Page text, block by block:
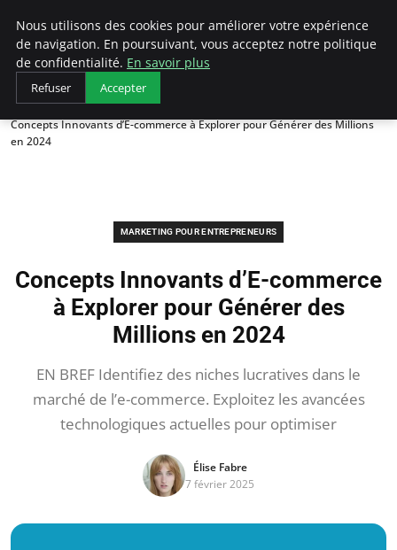
LECFCM
Accueil
Marketing pour entrepreneurs
Concepts Innovants d’E-commerce à Explorer pour Générer des Millions
en 2024
MARKETING POUR ENTREPRENEURS
Concepts Innovants d’E-commerce
à Explorer pour Générer des
Millions en 2024
EN BREF Identifiez des niches lucratives dans le
marché de l’e-commerce. Exploitez les avancées
technologiques actuelles pour optimiser
Élise Fabre
7 février 2025
Nous utilisons des cookies pour améliorer votre expérience
de navigation. En poursuivant, vous acceptez notre politique
de confidentialité. En savoir plus
Refuser Accepter